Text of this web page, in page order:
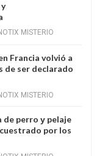
MISTERIO
Francia volvió a
de ser declarado
MISTERIO
de perro у pelaje
por los